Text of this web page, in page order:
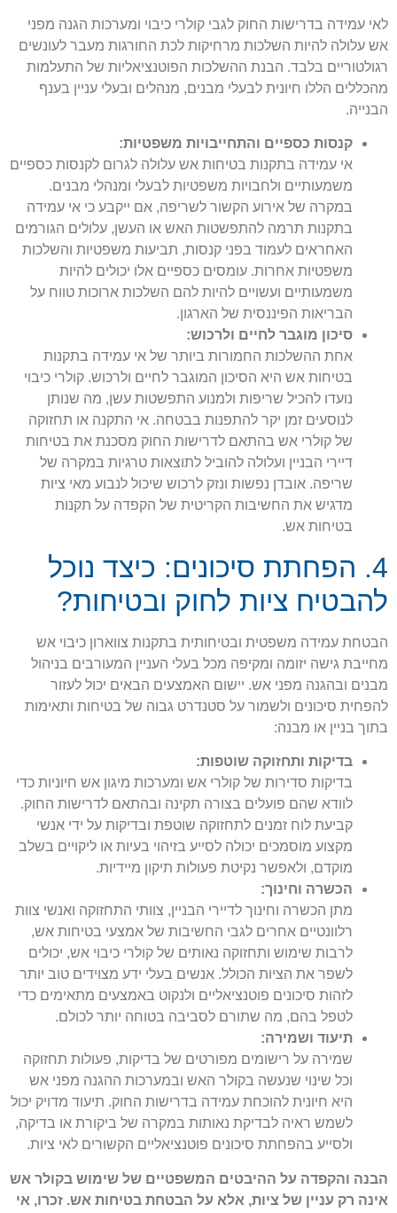
לאי עמידה בדרישות החוק לגבי קולרי כיבוי ומערכות הגנה מפני
אש עלולה להיות השלכות מרחיקות לכת החורגות מעבר לעונשים
רגולטוריים בלבד. הבנת ההשלכות הפוטנציאליות של התעלמות
מהכללים הללו חיונית לבעלי מבנים, מנהלים ובעלי עניין בענף
הבנייה.
קנסות כספיים והתחייבויות משפטיות:
אי עמידה בתקנות בטיחות אש עלולה לגרום לקנסות כספיים
משמעותיים ולחבויות משפטיות לבעלי ומנהלי מבנים.
במקרה של אירוע הקשור לשריפה, אם ייקבע כי אי עמידה
בתקנות תרמה להתפשטות האש או העשן, עלולים הגורמים
האחראים לעמוד בפני קנסות, תביעות משפטיות והשלכות
משפטיות אחרות. עומסים כספיים אלו יכולים להיות
משמעותיים ועשויים להיות להם השלכות ארוכות טווח על
הבריאות הפיננסית של הארגון.
סיכון מוגבר לחיים ולרכוש:
אחת ההשלכות החמורות ביותר של אי עמידה בתקנות
בטיחות אש היא הסיכון המוגבר לחיים ולרכוש. קולרי כיבוי
נועדו להכיל שריפות ולמנוע התפשטות עשן, מה שנותן
לנוסעים זמן יקר להתפנות בבטחה. אי התקנה או תחזוקה
של קולרי אש בהתאם לדרישות החוק מסכנת את בטיחות
דיירי הבניין ועלולה להוביל לתוצאות טרגיות במקרה של
שריפה. אובדן נפשות ונזק לרכוש שיכול לנבוע מאי ציות
מדגיש את החשיבות הקריטית של הקפדה על תקנות
בטיחות אש.
4. הפחתת סיכונים: כיצד נוכל
להבטיח ציות לחוק ובטיחות?
הבטחת עמידה משפטית ובטיחותית בתקנות צווארון כיבוי אש
מחייבת גישה יזומה ומקיפה מכל בעלי העניין המעורבים בניהול
מבנים ובהגנה מפני אש. יישום האמצעים הבאים יכול לעזור
להפחית סיכונים ולשמור על סטנדרט גבוה של בטיחות ותאימות
בתוך בניין או מבנה:
בדיקות ותחזוקה שוטפות:
בדיקות סדירות של קולרי אש ומערכות מיגון אש חיוניות כדי
לוודא שהם פועלים בצורה תקינה ובהתאם לדרישות החוק.
קביעת לוח זמנים לתחזוקה שוטפת ובדיקות על ידי אנשי
מקצוע מוסמכים יכולה לסייע בזיהוי בעיות או ליקויים בשלב
מוקדם, ולאפשר נקיטת פעולות תיקון מיידיות.
הכשרה וחינוך:
מתן הכשרה וחינוך לדיירי הבניין, צוותי התחזוקה ואנשי צוות
רלוונטיים אחרים לגבי החשיבות של אמצעי בטיחות אש,
לרבות שימוש ותחזוקה נאותים של קולרי כיבוי אש, יכולים
לשפר את הציות הכולל. אנשים בעלי ידע מצוידים טוב יותר
לזהות סיכונים פוטנציאליים ולנקוט באמצעים מתאימים כדי
לטפל בהם, מה שתורם לסביבה בטוחה יותר לכולם.
תיעוד ושמירה:
שמירה על רישומים מפורטים של בדיקות, פעולות תחזוקה
וכל שינוי שנעשה בקולר האש ובמערכות ההגנה מפני אש
היא חיונית להוכחת עמידה בדרישות החוק. תיעוד מדויק יכול
לשמש ראיה לבדיקת נאותות במקרה של ביקורת או בדיקה,
ולסייע בהפחתת סיכונים פוטנציאליים הקשורים לאי ציות.
הבנה והקפדה על ההיבטים המשפטיים של שימוש בקולר אש
אינה רק עניין של ציות, אלא על הבטחת בטיחות אש. זכרו, אי